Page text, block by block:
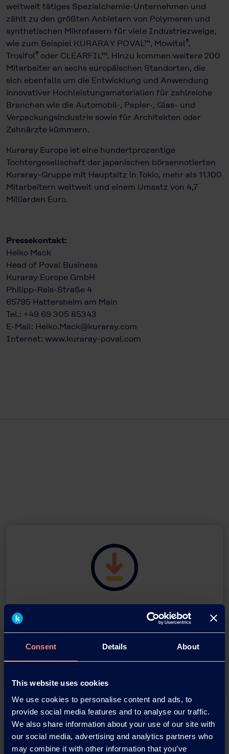
Consent Details About
This website uses cookies
We use cookies to personalise content and ads, to
provide social media features and to analyse our traffic.
We also share information about your use of our site with
our social media, advertising and analytics partners who
may combine it with other information that you’ve
weltweit tätiges Spezialchemie-Unternehmen und
zählt zu den größten Anbietern von Polymeren und
synthetischen Mikrofasern für viele Industriezweige,
wie zum Beispiel KURARAY POVAL™, Mowital®,
Trosifol® oder CLEARFIL™. Hinzu kommen weitere 200
Mitarbeiter an sechs europäischen Standorten, die
sich ebenfalls um die Entwicklung und Anwendung
innovativer Hochleistungsmaterialien für zahl­reiche
Branchen wie die Automobil-, Papier-, Glas- und
Verpackungsindustrie sowie für Architekten oder
Zahnärzte kümmern.
Kuraray Europe ist eine hundertprozentige
Tochtergesellschaft der japanischen börsennotierten
Kuraray-Gruppe mit Hauptsitz in Tokio, mehr als 11.100
Mitarbeitern weltweit und einem Umsatz von 4,7
Milliarden Euro.
Pressekontakt:
Heiko Mack
Head of Poval Business
Kuraray Europe GmbH
Philipp-Reis-Straße 4
65795 Hattersheim am Main
Tel.: +49 69 305 85343
E-Mail: Heiko.Mack@kuraray.com
Internet: www.kuraray-poval.com
Download this press release as
adobe acrobat document